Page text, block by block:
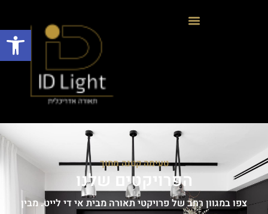
טעימה קטנה מתוך
הפרויקטים שלנו
צפו במגוון רחב של פרויקטי תאורה מבית אי די לייט. מבין